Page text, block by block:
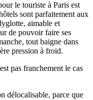
le touriste à Paris est
sont parfaitement aux
aimable et
de pouvoir faire ses
tout baigne dans
pression à froid.
pas franchement le cas
délocalisable, parce que